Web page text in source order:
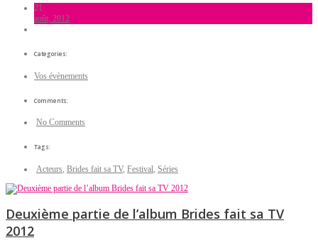
21
août, 2012
Categories:
Vos évènements
Comments:
No Comments
Tags:
Acteurs Brides fait sa TV, Festival Séries
Deuxième partie de l’album Brides fait sa TV
2012